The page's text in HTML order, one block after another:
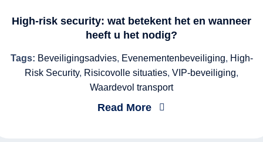
High-risk security: wat betekent het en wanneer
heeft u het nodig?
Tags: Beveiligingsadvies, Evenementenbeveiliging, High-
Risk Security, Risicovolle situaties, VIP-beveiliging,
Waardevol transport
Read More